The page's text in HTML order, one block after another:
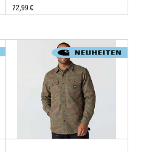
72,99 €